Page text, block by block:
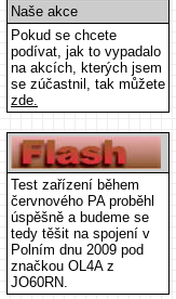
Naše akce
Pokud se chcete
podívat, jak to vypadalo
na akcích, kterých jsem
se zúčastnil, tak můžete
zde.
Test zařízení během
červnového PA proběhl
úspěšně a budeme se
tedy těšit na spojení v
Polním dnu 2009 pod
značkou OL4A z
JO60RN.